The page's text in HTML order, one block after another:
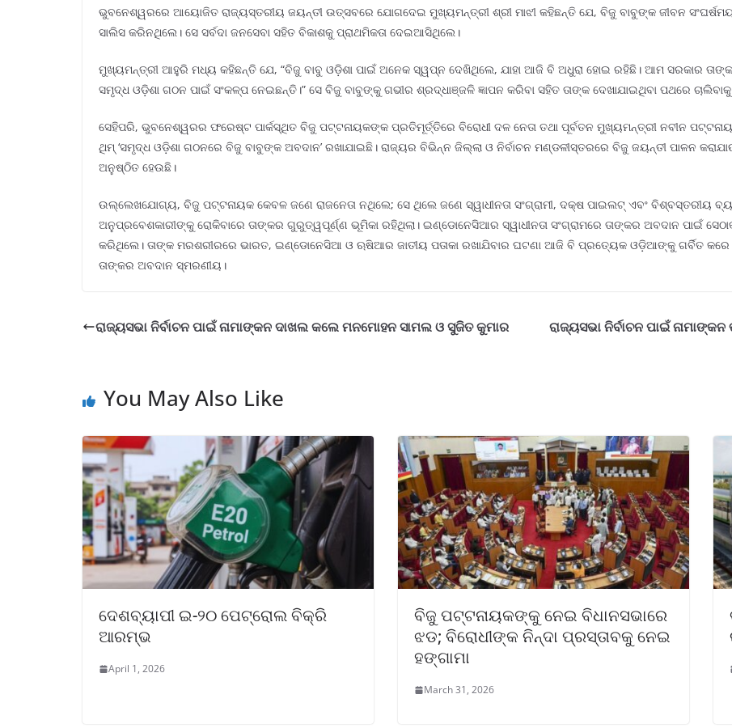
ଭୁବନେଶ୍ୱରରେ ଆୟୋଜିତ ରାଜ୍ୟସ୍ତରୀୟ ଜୟନ୍ତୀ ଉତ୍ସବରେ ଯୋଗଦେଇ ମୁଖ୍ୟମନ୍ତ୍ରୀ ଶ୍ରୀ ମାଝୀ କହିଛନ୍ତି ଯେ, ବିଜୁ ବାବୁଙ୍କ ଜୀବନ ସଂଘର୍ଷମୟ
ସାଲିସ କରିନଥିଲେ। ସେ ସର୍ବଦା ଜନସେବା ସହିତ ବିକାଶକୁ ପ୍ରାଥମିକତା ଦେଇଆସିଥିଲେ।
ମୁଖ୍ୟମନ୍ତ୍ରୀ ଆହୁରି ମଧ୍ୟ କହିଛନ୍ତି ଯେ, “ବିଜୁ ବାବୁ ଓଡ଼ିଶା ପାଇଁ ଅନେକ ସ୍ୱପ୍ନ ଦେଖିଥିଲେ, ଯାହା ଆଜି ବି ଅଧୁରା ହୋଇ ରହିଛି। ଆମ ସରକାର
ସମୃଦ୍ଧ ଓଡ଼ିଶା ଗଠନ ପାଇଁ ସଂକଳ୍ପ ନେଇଛନ୍ତି।” ସେ ବିଜୁ ବାବୁଙ୍କୁ ଗଭୀର ଶ୍ରଦ୍ଧାଞ୍ଜଳି ଜ୍ଞାପନ କରିବା ସହିତ ତାଙ୍କ ଦେଖାଯାଇଥିବା ପଥରେ
ସେହିପରି, ଭୁବନେଶ୍ୱରର ଫରେଷ୍ଟ ପାର୍କସ୍ଥିତ ବିଜୁ ପଟ୍ଟନାୟକଙ୍କ ପ୍ରତିମୂର୍ତ୍ତିରେ ବିରୋଧୀ ଦଳ ନେତା ତଥା ପୂର୍ବତନ ମୁଖ୍ୟମନ୍ତ୍ରୀ ନବୀନ
ଥିମ୍ ‘ସମୃଦ୍ଧ ଓଡ଼ିଶା ଗଠନରେ ବିଜୁ ବାବୁଙ୍କ ଅବଦାନ’ ରଖାଯାଇଛି। ରାଜ୍ୟର ବିଭିନ୍ନ ଜିଲ୍ଲା ଓ ନିର୍ବାଚନ ମଣ୍ଡଳୀସ୍ତରରେ ବିଜୁ ଜୟନ୍ତୀ ପାଳନ
ଅନୁଷ୍ଠିତ ହେଉଛି।
ଉଲ୍ଲେଖଯୋଗ୍ୟ, ବିଜୁ ପଟ୍ଟନାୟକ କେବଳ ଜଣେ ରାଜନେତା ନଥିଲେ; ସେ ଥିଲେ ଜଣେ ସ୍ୱାଧୀନତା ସଂଗ୍ରାମୀ, ଦକ୍ଷ ପାଇଲଟ୍ ଏବଂ ବିଶ୍ବସ୍ତରୀୟ
ଅନୁପ୍ରବେଶକାରୀଙ୍କୁ ରୋକିବାରେ ତାଙ୍କର ଗୁରୁତ୍ୱପୂର୍ଣ୍ଣ ଭୂମିକା ରହିଥିଲା। ଇଣ୍ଡୋନେସିଆର ସ୍ୱାଧୀନତା ସଂଗ୍ରାମରେ ତାଙ୍କର ଅବଦାନ ପାଇଁ
କରିଥିଲେ। ତାଙ୍କ ମରଶରୀରରେ ଭାରତ, ଇଣ୍ଡୋନେସିଆ ଓ ଋଷିଆର ଜାତୀୟ ପତାକା ରଖାଯିବାର ଘଟଣା ଆଜି ବି ପ୍ରତ୍ୟେକ ଓଡ଼ିଆଙ୍କୁ ଗର୍ବିତ
ତାଙ୍କର ଅବଦାନ ସ୍ମରଣୀୟ।
ରାଜ୍ୟସଭା ନିର୍ବାଚନ ପାଇଁ ନାମାଙ୍କନ ଦାଖଲ କଲେ ମନମୋହନ ସାମଲ ଓ ସୁଜିତ କୁମାର
ରାଜ୍ୟସଭା ନିର୍ବାଚନ ପାଇଁ
You May Also Like
ଦେଶବ୍ୟାପୀ ଇ-୨୦ ପେଟ୍ରୋଲ ବିକ୍ରି
ଆରମ୍ଭ
April 1, 2026
ବିଜୁ ପଟ୍ଟନାୟକଙ୍କୁ ନେଇ ବିଧାନସଭାରେ
ଝଡ; ବିରୋଧୀଙ୍କ ନିନ୍ଦା ପ୍ରସ୍ତାବକୁ ନେଇ
ହଙ୍ଗାମା
March 31, 2026